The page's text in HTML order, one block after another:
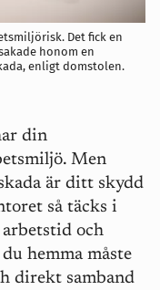
Det fick en
honom en
enligt domstolen.
din
Men
är ditt skydd
så täcks i
och
hemma måste
direkt samband